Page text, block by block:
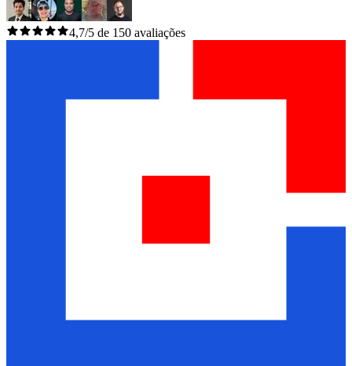
4,7/5 de 150 avaliações